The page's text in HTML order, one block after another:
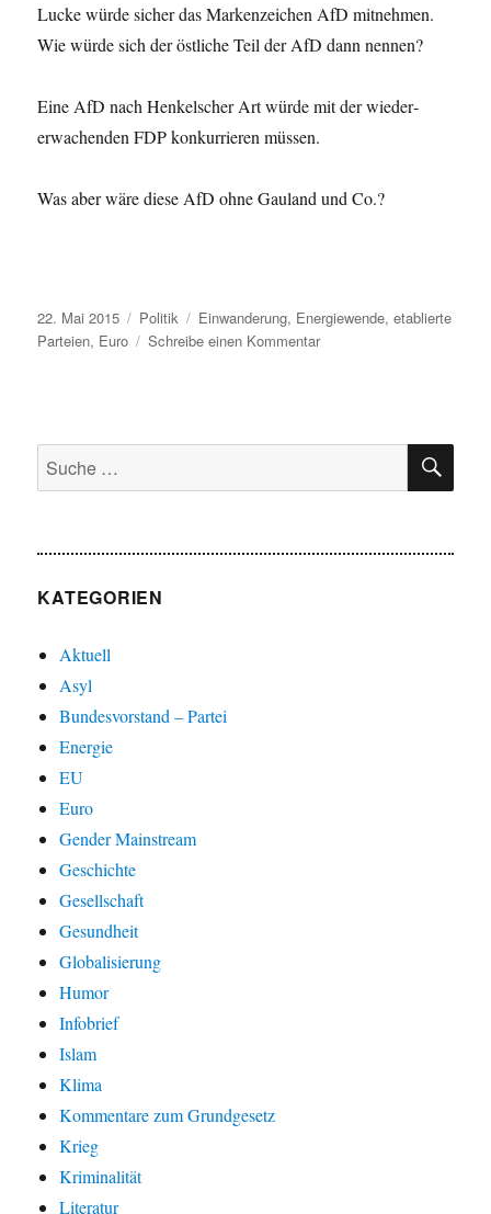
Lucke würde sicher das Markenzeichen AfD mitnehmen.
Wie würde sich der östliche Teil der AfD dann nennen?
Eine AfD nach Henkelscher Art würde mit der wieder­
erwachenden FDP konkurrieren müssen.
Was aber wäre diese AfD ohne Gauland und Co.?
Veröffentlicht
am
22. Mai 2015 Kategorien
Politik Schlagwörter
Einwanderung, Energiewende,etablierte
Parteien, Euro Schreibe einen Kommentarzu
Suche
nach:
KATEGORIEN
Aktuell
Asyl
Bundesvorstand – Partei
Energie
EU
Euro
Gender Mainstream
Geschichte
Gesellschaft
Gesundheit
Globalisierung
Humor
Infobrief
Islam
Klima
Kommentare zum Grundgesetz
Krieg
Kriminalität
Literatur